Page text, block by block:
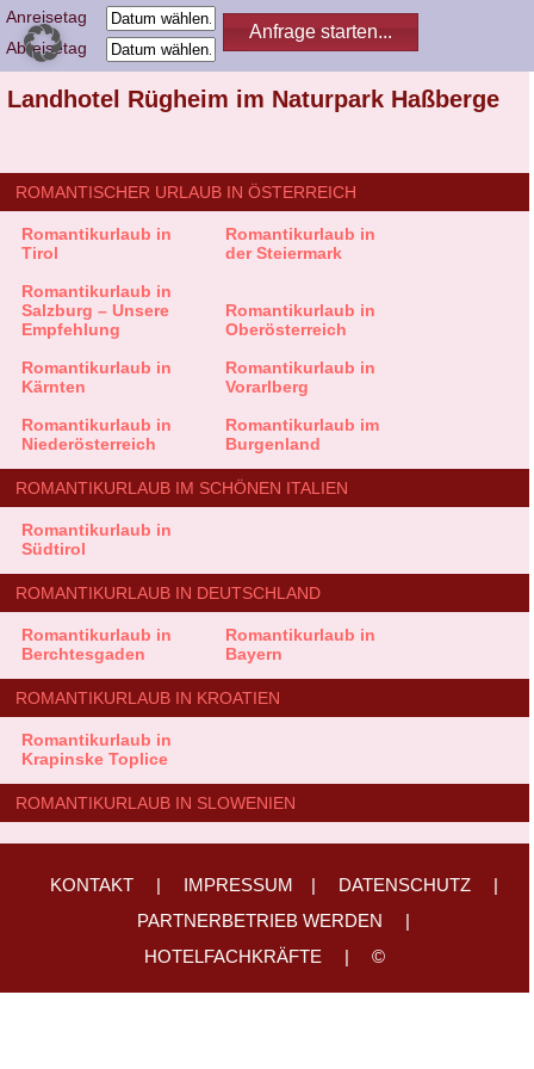
Anreisetag
Abreisetag
Landhotel Rügheim im Naturpark Haßberge
ROMANTISCHER URLAUB IN ÖSTERREICH
Romantikurlaub in
Tirol
Romantikurlaub in
der Steiermark
Romantikurlaub in
Salzburg – Unsere
Empfehlung
Romantikurlaub in
Oberösterreich
Romantikurlaub in
Kärnten
Romantikurlaub in
Vorarlberg
Romantikurlaub in
Niederösterreich
Romantikurlaub im
Burgenland
ROMANTIKURLAUB IM SCHÖNEN ITALIEN
Romantikurlaub in
Südtirol
ROMANTIKURLAUB IN DEUTSCHLAND
Romantikurlaub in
Berchtesgaden
Romantikurlaub in
Bayern
ROMANTIKURLAUB IN KROATIEN
Romantikurlaub in
Krapinske Toplice
ROMANTIKURLAUB IN SLOWENIEN
KONTAKT | IMPRESSUM | DATENSCHUTZ
|
PARTNERBETRIEB WERDEN
|
HOTELFACHKRÄFTE
| ©